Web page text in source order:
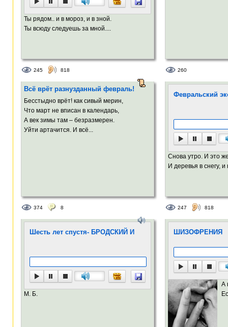
Ты рядом.. и в мороз, и в зной.
Ты всюду следуешь за мной....
245 818 260
Всё врёт разнузданный февраль!
Бесстыдно врёт! как сивый мерин,
Что март не вписан в календарь,
А век зимы там – безразмерен.
Уйти артачится. И всё...
374 8
Февральский
Снова утро. И это
И деревья в снегу,
247 818
Шесть лет спустя- БРОДСКИЙ И
М. Б.
ШИЗОФРЕНИЯ
А